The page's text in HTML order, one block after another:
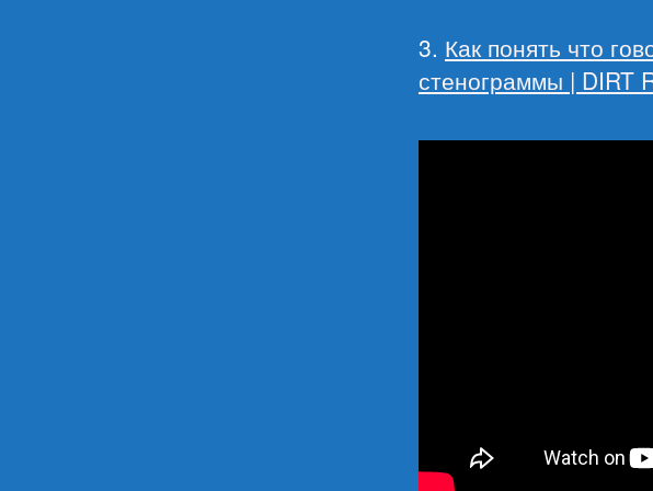
3. Как понять что
стенограммы | DIRT